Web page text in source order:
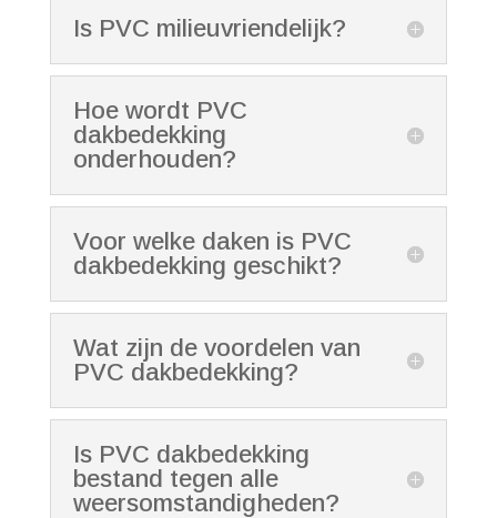
Is PVC milieuvriendelijk?
Hoe wordt PVC
dakbedekking
onderhouden?
Voor welke daken is PVC
dakbedekking geschikt?
Wat zijn de voordelen van
PVC dakbedekking?
Is PVC dakbedekking
bestand tegen alle
weersomstandigheden?